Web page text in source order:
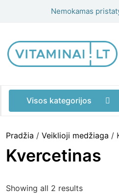
Nemokamas
Visos kategorijos
Akims
Pradžia / Veiklioji medžiaga /
Kvercetinas
Showing all 2 results